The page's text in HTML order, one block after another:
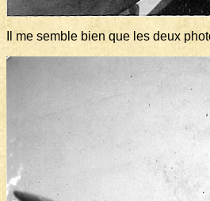
Il me semble bien que les deux